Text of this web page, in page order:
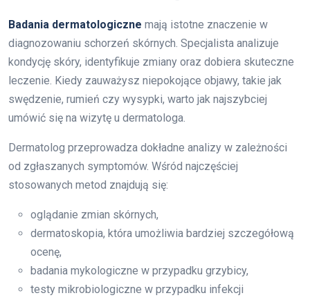
Badania dermatologiczne mają istotne znaczenie w
diagnozowaniu schorzeń skórnych. Specjalista analizuje
kondycję skóry, identyfikuje zmiany oraz dobiera skuteczne
leczenie. Kiedy zauważysz niepokojące objawy, takie jak
swędzenie, rumień czy wysypki, warto jak najszybciej
umówić się na wizytę u dermatologa.
Dermatolog przeprowadza dokładne analizy w zależności
od zgłaszanych symptomów. Wśród najczęściej
stosowanych metod znajdują się:
oglądanie zmian skórnych,
dermatoskopia, która umożliwia bardziej szczegółową
ocenę,
badania mykologiczne w przypadku grzybicy,
testy mikrobiologiczne w przypadku infekcji